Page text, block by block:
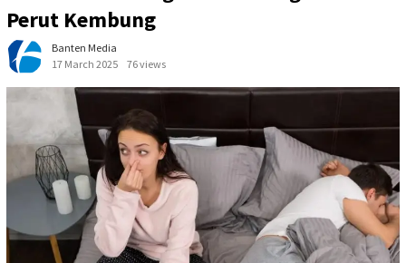
Perut Kembung
Banten Media
17 March 2025
76 views